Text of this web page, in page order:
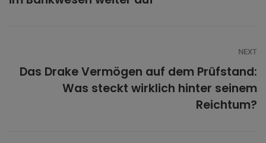
NEXT
Das Drake Vermögen auf dem Prüfstand:
Was steckt wirklich hinter seinem
Reichtum?